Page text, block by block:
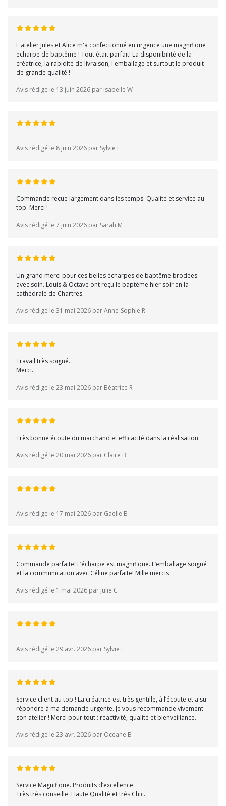
L'atelier Jules et Alice m'a confectionné en urgence une magnifique
echarpe de baptême ! Tout était parfait! La disponibilité de la
créatrice, la rapidité de livraison, l'emballage et surtout le produit
de grande qualité !
Avis rédigé le 13 juin 2026 par Isabelle W
Avis rédigé le 8 juin 2026 par Sylvie F
Commande reçue largement dans les temps. Qualité et service au
top. Merci !
Avis rédigé le 7 juin 2026 par Sarah M
Un grand merci pour ces belles écharpes de baptême brodées
avec soin. Louis & Octave ont reçu le baptême hier soir en la
cathédrale de Chartres.
Avis rédigé le 31 mai 2026 par Anne-Sophie R
Travail très soigné.
Merci.
Avis rédigé le 23 mai 2026 par Béatrice R
Très bonne écoute du marchand et efficacité dans la réalisation
Avis rédigé le 20 mai 2026 par Claire B
Avis rédigé le 17 mai 2026 par Gaelle B
Commande parfaite! L’écharpe est magnifique. L’emballage soigné
et la communication avec Céline parfaite! Mille mercis
Avis rédigé le 1 mai 2026 par Julie C
Avis rédigé le 29 avr. 2026 par Sylvie F
Service client au top ! La créatrice est très gentille, à l’écoute et a su
répondre à ma demande urgente. Je vous recommande vivement
son atelier ! Merci pour tout : réactivité, qualité et bienveillance.
Avis rédigé le 23 avr. 2026 par Océane B
Service Magnifique. Produits d’excellence.
Très très conseille. Haute Qualité et très Chic.